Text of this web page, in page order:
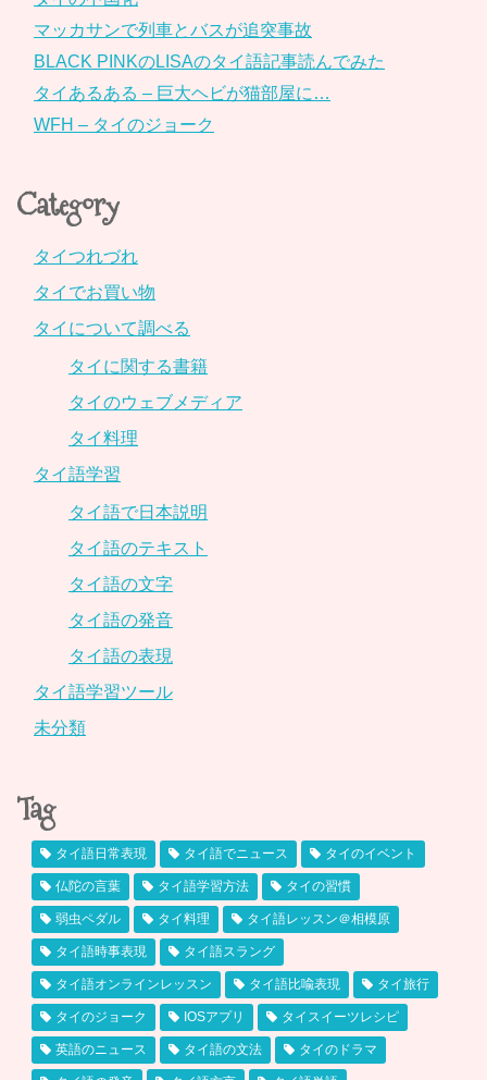
マッカサンで列車とバスが追突事故
BLACK PINKのLISAのタイ語記事読んでみた
タイあるある – 巨大ヘビが猫部屋に…
WFH – タイのジョーク
Category
タイつれづれ
タイでお買い物
タイについて調べる
タイに関する書籍
タイのウェブメディア
タイ料理
タイ語学習
タイ語で日本説明
タイ語のテキスト
タイ語の文字
タイ語の発音
タイ語の表現
タイ語学習ツール
未分類
Tag
タイ語日常表現 タイ語でニュース タイのイベント
仏陀の言葉 タイ語学習方法 タイの習慣
弱虫ペダル タイ料理 タイ語レッスン＠相模原
タイ語時事表現 タイ語スラング
タイ語オンラインレッスン タイ語比喩表現 タイ旅行
タイのジョーク IOSアプリ タイスイーツレシピ
英語のニュース タイ語の文法 タイのドラマ